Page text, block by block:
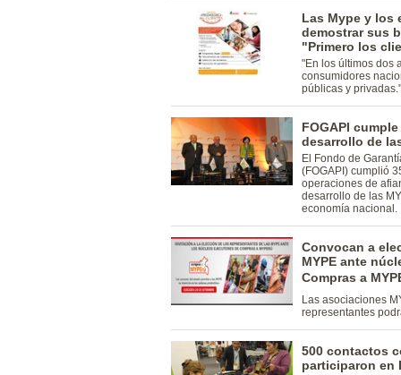
Las Mype y los
demostrar sus
"Primero los
"En los últimos dos
consumidores
públicas y privadas."
FOGAPI
desarrollo de
El Fondo de
(FOGAPI) cumplió
operaciones de
desarrollo de las
economía nacional.
Convocan a
MYPE ante
Compras a
Las asociaciones
representantes
500 contactos
participaron en